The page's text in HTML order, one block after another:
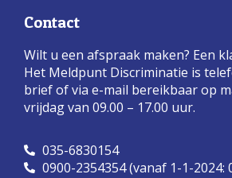
Contact
Wilt u een afspraak maken? Een
Het Meldpunt Discriminatie is
brief of via e-mail bereikbaar op
vrijdag van 09.00 – 17.00 uur.
035-6830154
0900-2354354 (vanaf 1-1-2024: